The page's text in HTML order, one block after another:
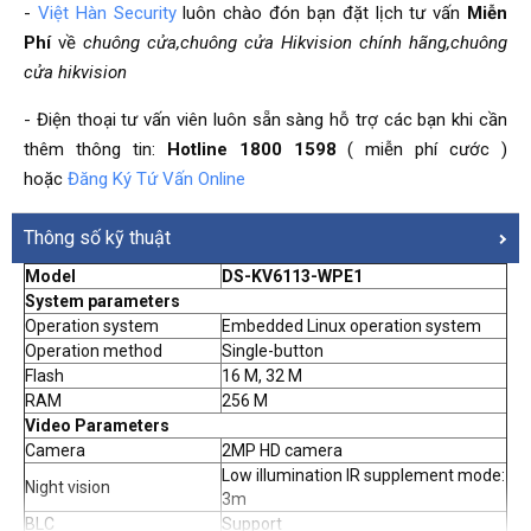
- Việt Hàn Securityluôn chào đón bạn đặt lịch tư vấn Miễn
Phívề chuông cửa,chuông cửa Hikvision chính hãng,chuông
cửa hikvision
- Điện thoại tư vấn viên luôn sẵn sàng hỗ trợ các bạn khi cần
thêm thông tin: Hotline 1800 1598 ( miễn phí cước )
hoặc Đăng Ký Tứ Vấn Online
Thông số kỹ thuật
Model
DS-KV6113-WPE1
System parameters
Operation system
Embedded Linux operation system
Operation method
Single-button
Flash
16 M, 32 M
RAM
256 M
Video Parameters
Camera
2MP HD camera
Night vision
Low illumination IR supplement mode:
3m
BLC
Support